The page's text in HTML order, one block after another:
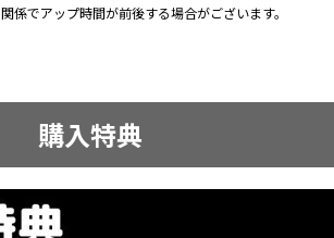
でアップ時間が前後する場合がございます。
購入特典